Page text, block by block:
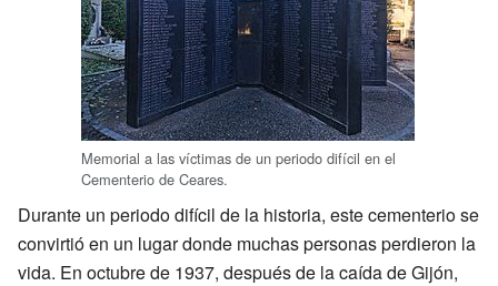
Memorial a las víctimas de un periodo difícil en el
Cementerio de Ceares.
Durante un periodo difícil de la historia, este cementerio se
convirtió en un lugar donde muchas personas perdieron la
vida. En octubre de 1937, después de la caída de Gijón,